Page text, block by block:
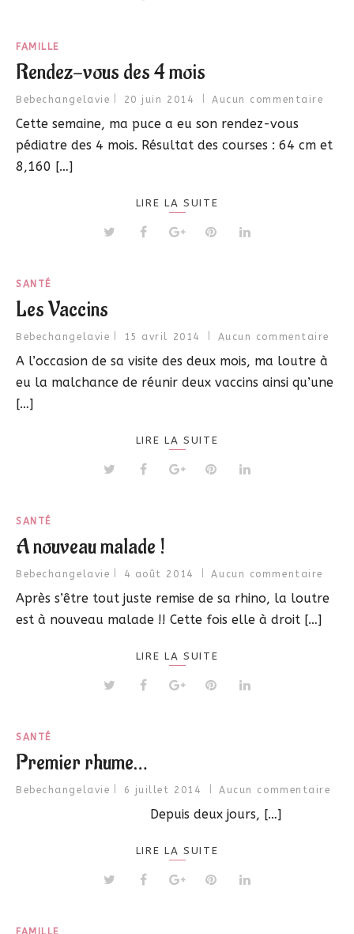
FAMILLE
Rendez-vous des 4 mois
Bebechangelavie 20 juin 2014 Aucun commentaire
Cette semaine, ma puce a eu son rendez-vous
pédiatre des 4 mois. Résultat des courses : 64 cm et
8,160 […]
LIRE LA SUITE
SANTÉ
Les Vaccins
Bebechangelavie 15 avril 2014 Aucun commentaire
A l’occasion de sa visite des deux mois, ma loutre à
eu la malchance de réunir deux vaccins ainsi qu’une
[…]
LIRE LA SUITE
SANTÉ
A nouveau malade !
Bebechangelavie 4 août 2014 Aucun commentaire
Après s’être tout juste remise de sa rhino, la loutre
est à nouveau malade !! Cette fois elle à droit […]
LIRE LA SUITE
SANTÉ
Premier rhume…
Bebechangelavie 6 juillet 2014 Aucun commentaire
Depuis deux jours, […]
LIRE LA SUITE
FAMILLE